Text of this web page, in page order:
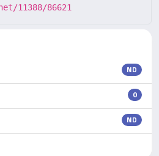
11388/86621
ND
0
ND